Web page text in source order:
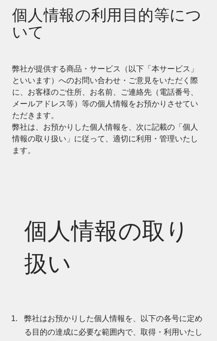
個人情報の利用目的等につ
いて
弊社が提供する商品・サービス（以下「本サービス」
といいます）へのお問い合わせ・ご意見をいただく際
に、お客様のご住所、お名前、ご連絡先（電話番号、
メールアドレス等）等の個人情報をお預かりさせてい
ただきます。
弊社は、お預かりした個人情報を、次に記載の「個人
情報の取り扱い」に従って、適切に利用・管理いたし
ます。
個人情報の取り
扱い
弊社はお預かりした個人情報を、以下の各号に定め
る目的の達成に必要な範囲内で、取得・利用いたし